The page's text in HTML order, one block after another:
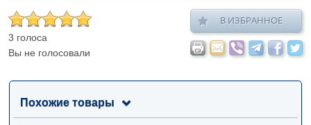
3 голоса
Вы не голосовали
В ИЗБРАННОЕ
Похожие товары